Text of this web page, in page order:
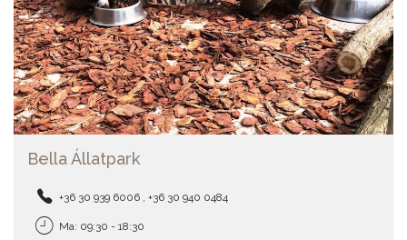
Bella Állatpark
+36 30 939 6006 , +36 30 940 0484
Ma: 09:30 - 18:30